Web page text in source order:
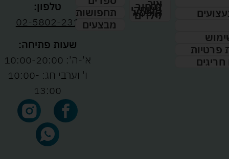
פרטיות
חריגים
איך
לבחור
משחקי
קופסא
לילדים
תחפושות
מבצעים
טלפון:
02-5802-231
שעות פתיחה:
א'-ה': 10:00-20:00
ו' וערבי חג: 10:00-
13:00